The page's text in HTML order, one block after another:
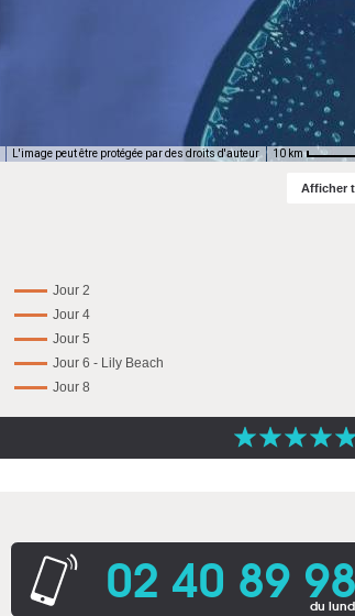
L'image peut être protégée par des droits d'auteur 10 km
Afficher
Jour 2
Jour 4
Jour 5
Jour 6 - Lily Beach
Jour 8
02 40 89 du